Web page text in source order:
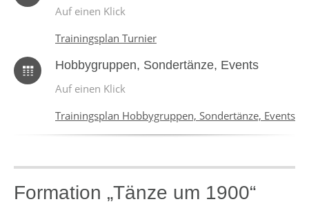
Auf einen Klick
Trainingsplan Turnier
Hobbygruppen, Sondertänze, Events
Auf einen Klick
Trainingsplan Hobbygruppen, Sondertänze, Events
Formation „Tänze um 1900“